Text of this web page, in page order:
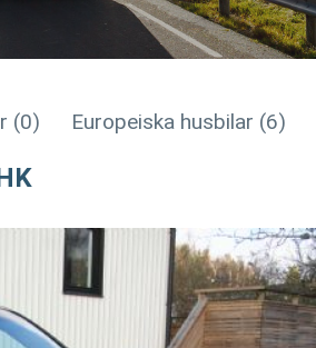
(0) Europeiska husbilar (6)